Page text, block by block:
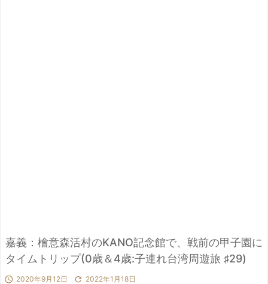
嘉義：檜意森活村のKANO記念館で、戦前の甲子園に
タイムトリップ(0歳＆4歳:子連れ台湾周遊旅 ♯29)
 2020年9月12日  2022年1月18日